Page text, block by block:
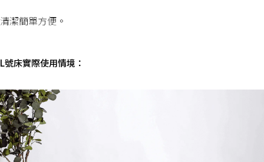
清潔簡單方便。
L號床實際使用情境：